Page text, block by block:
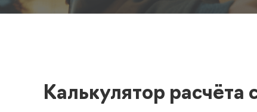
Калькулятор расчёта